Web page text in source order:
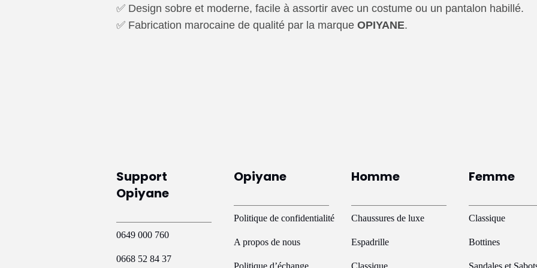
✅ Design sobre et moderne, facile à assortir avec un costume ou un pantalon habillé.
✅ Fabrication marocaine de qualité par la marque OPIYANE.
Support
Opiyane
0649 000 760
0668 52 84 37
Opiyane
Politique de confidentialité
A propos de nous
Politique d’échange
Homme
Chaussures de luxe
Espadrille
Classique
Femme
Classique
Bottines
Sandales et